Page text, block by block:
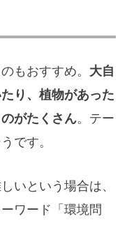
もおすすめ。 大自
り、植物があった
がたくさん。テー
です。
いという場合は、
ワード「環境問